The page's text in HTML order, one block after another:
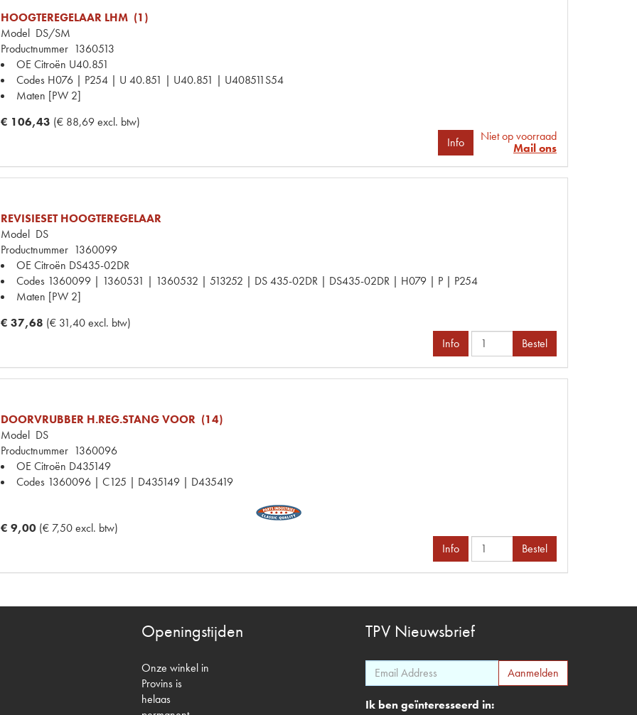
HOOGTEREGELAAR LHM (1)
Model DS/SM
Productnummer 1360513
OE Citroën U40.851
Codes H076 | P254 | U 40.851 | U40.851 | U408511S54
Maten [PW 2]
€ 106,43 (€ 88,69 excl. btw)
Info
Niet op voorraad
Mail ons
REVISIESET HOOGTEREGELAAR
Model DS
Productnummer 1360099
OE Citroën DS435-02DR
Codes 1360099 | 1360531 | 1360532 | 513252 | DS 435-02DR | DS435-02DR | H079 | P | P254
Maten [PW 2]
€ 37,68 (€ 31,40 excl. btw)
Info
Bestel
DOORVRUBBER H.REG.STANG VOOR (14)
Model DS
Productnummer 1360096
OE Citroën D435149
Codes 1360096 | C125 | D435149 | D435419
€ 9,00 (€ 7,50 excl. btw)
Info
Bestel
Openingstijden
Onze winkel in
Provins is
helaas
TPV Nieuwsbrief
Ik ben geïnteresseerd in: